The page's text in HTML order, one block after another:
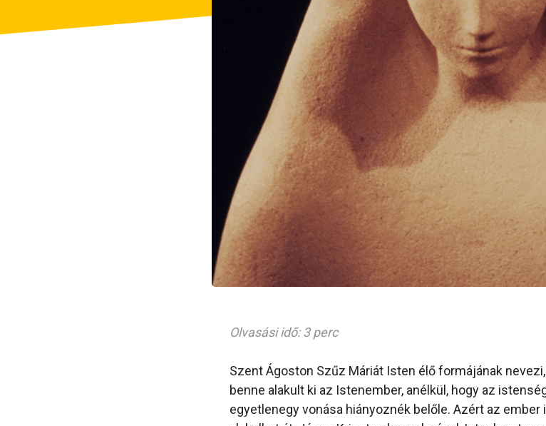
Olvasási idő: 3 perc
Szent Ágoston Szűz Máriát Isten élő formájának
benne alakult ki az Istenember, anélkül, hogy az
egyetlenegy vonása hiányoznék belőle. Azért az ember